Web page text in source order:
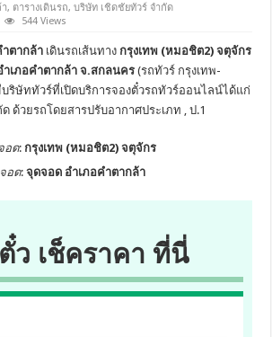
า, ตารางเดินรถ,บริษัท เชิดชัยทัวร์ จำกัด
544 Views
ตากล้า เดินรถเส้นทางกรุงเทพ (หมอชิต2) จตุจักร
ำเภอคำตากล้า จ.สกลนคร (รถทัวร์ กรุงเทพ-
ริษัททัวร์ที่เปิดบริการจองตั๋วรถทัวร์ออนไลน์ได้แก่
ด้วยรถโดยสารปรับอากาศประเภท , ป.1
อด:กรุงเทพ (หมอชิต2) จตุจักร
อด:จุดจอด อำเภอคำตากล้า
ว เช็คราคา ที่นี่